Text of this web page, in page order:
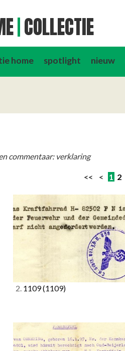
COLLECTIE
home spotlight nieuw
commentaar: verklaring
<< < 1 2
2.1109(1109)